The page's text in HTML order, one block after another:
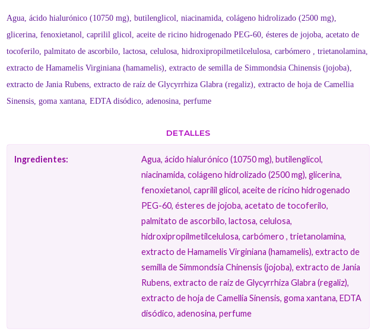
Agua, ácido hialurónico (10750 mg), butilenglicol, niacinamida, colágeno hidrolizado (2500 mg),
glicerina, fenoxietanol, caprilil glicol, aceite de ricino hidrogenado PEG-60, ésteres de jojoba, acetato de
tocoferilo, palmitato de ascorbilo, lactosa, celulosa, hidroxipropilmetilcelulosa, carbómero , trietanolamina,
extracto de Hamamelis Virginiana (hamamelis), extracto de semilla de Simmondsia Chinensis (jojoba),
extracto de Jania Rubens, extracto de raíz de Glycyrrhiza Glabra (regaliz), extracto de hoja de Camellia
Sinensis, goma xantana, EDTA disódico, adenosina, perfume
DETALLES
Ingredientes:
Agua, ácido hialurónico (10750 mg), butilenglicol,
niacinamida, colágeno hidrolizado (2500 mg), glicerina,
fenoxietanol, caprilil glicol, aceite de ricino hidrogenado
PEG-60, ésteres de jojoba, acetato de tocoferilo,
palmitato de ascorbilo, lactosa, celulosa,
hidroxipropilmetilcelulosa, carbómero , trietanolamina,
extracto de Hamamelis Virginiana (hamamelis), extracto de
semilla de Simmondsia Chinensis (jojoba), extracto de Jania
Rubens, extracto de raíz de Glycyrrhiza Glabra (regaliz),
extracto de hoja de Camellia Sinensis, goma xantana, EDTA
disódico, adenosina, perfume